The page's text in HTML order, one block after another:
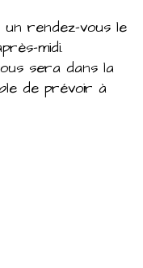
un rendez-vous le
midi.
sera dans la
de prévoir à